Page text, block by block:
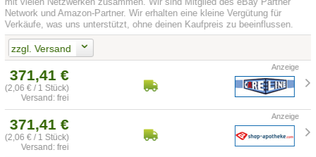
Network und Amazon-Partner. Wir erhalten eine kleine Vergütung für
Verkäufe, was uns unterstützt, ohne deinen Kaufpreis zu beeinflussen.
zzgl. Versand
371,41 €
(2,06 € / 1 Stück)
Versand: frei
371,41 €
(2,06 € / 1 Stück)
Versand: frei